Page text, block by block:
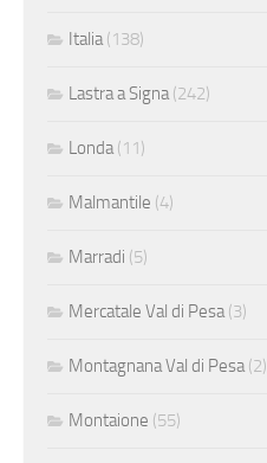
Italia(138)
Lastra a Signa(242)
Londa(11)
Malmantile (4)
Marradi (5)
Mercatale Val di Pesa(3)
Montagnana Val di Pesa(2)
Montaione (55)